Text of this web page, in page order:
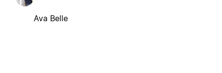
Ava Belle